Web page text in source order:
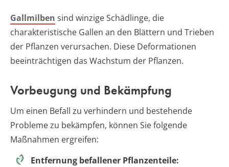
Gallmilben sind winzige Schädlinge, die
charakteristische Gallen an den Blättern und Trieben
der Pflanzen verursachen. Diese Deformationen
beeinträchtigen das Wachstum der Pflanzen.
Vorbeugung und Bekämpfung
Um einen Befall zu verhindern und bestehende
Probleme zu bekämpfen, können Sie folgende
Maßnahmen ergreifen:
Entfernung befallener Pflanzenteile: